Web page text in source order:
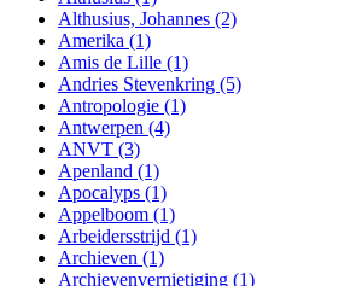
Althusius, Johannes (2)
Amerika (1)
Amis de Lille (1)
Andries Stevenkring (5)
Antropologie (1)
Antwerpen (4)
ANVT (3)
Apenland (1)
Apocalyps (1)
Appelboom (1)
Arbeidersstrijd (1)
Archieven (1)
Archievenvernietiging (1)